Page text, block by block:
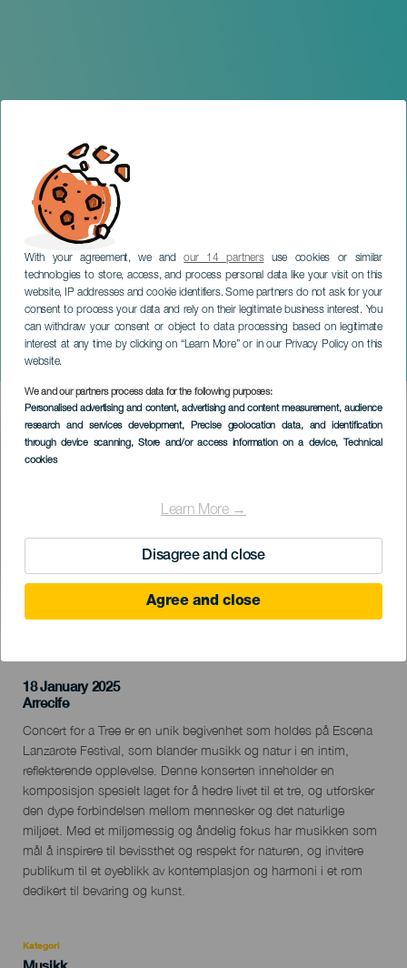
With your agreement, we andour 14 partnersuse cookies or similar
technologies to store, access, and process personal data like your visit on this
website, IP addresses and cookie identifiers. Some partners do not ask for your
consent to process your data and rely on their legitimate business interest. You
can withdraw your consent or object to data processing based on legitimate
interest at any time by clicking on “Learn More” or in our Privacy Policy on this
website.
We and our partners process data for the following purposes:
Personalised advertising and content, advertising and content measurement, audience
research and services development, Precise geolocation data, and identification
through device scanning, Store and/or access information on a device, Technical
cookies
Learn More →
Disagree and close
Agree and close
Konsert for et tre
LANZAROTE
Imagen
Listado
18 January 2025
Localidad
Arrecife
Descripción
del
evento
Concert for a Tree er en unik begivenhet som holdes på Escena
Lanzarote Festival, som blander musikk og natur i en intim,
reflekterende opplevelse. Denne konserten inneholder en
komposisjon spesielt laget for å hedre livet til et tre, og utforsker
den dype forbindelsen mellom mennesker og det naturlige
miljøet. Med et miljømessig og åndelig fokus har musikken som
mål å inspirere til bevissthet og respekt for naturen, og invitere
publikum til et øyeblikk av kontemplasjon og harmoni i et rom
dedikert til bevaring og kunst.
Kategori
Categoría